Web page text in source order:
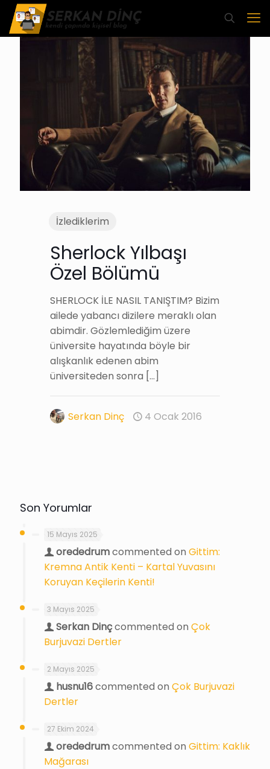
İzlediklerim
Sherlock Yılbaşı
Özel Bölümü
SHERLOCK İLE NASIL TANIŞTIM? Bizim
ailede yabancı dizilere meraklı olan
abimdir. Gözlemlediğim üzere
üniversite hayatında böyle bir
alışkanlık edenen abim
üniversiteden sonra […]
Serkan Dinç 4 Ocak 2016
Son Yorumlar
15 Mayıs 2025
orededrumcommented on Gittim:
Kremna Antik Kenti – Kartal Yuvasını
Koruyan Keçilerin Kenti!
3 Mayıs 2025
Serkan Dinçcommented on Çok
Burjuvazi Dertler
2 Mayıs 2025
husnu16commented on Çok Burjuvazi
Dertler
27 Ekim 2024
orededrumcommented on Gittim: Kaklık
Mağarası